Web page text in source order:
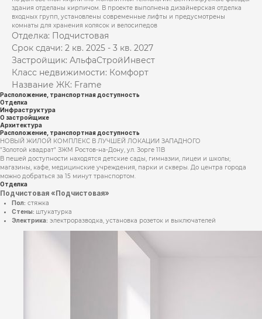
здания отделаны кирпичом. В проекте выполнена дизайнерская отделка
входных групп, установлены современные лифты и предусмотрены
комнаты для хранения колясок и велосипедов
Отделка: Подчистовая
Срок сдачи: 2 кв. 2025 - 3 кв. 2027
Застройщик: АльфаСтройИнвест
Класс недвижимости: Комфорт
Название ЖК: Frame
Расположение, транспортная доступность
Отделка
Инфраструктура
О застройщике
Архитектура
Расположение, транспортная доступность
НОВЫЙ ЖИЛОЙ КОМПЛЕКС В ЛУЧШЕЙ ЛОКАЦИИ​ ЗАПАДНОГО
"Золотой квадрат" ЗЖМ Ростов-на-Дону, ул. Зорге 11В
В пешей доступности находятся детские сады, гимназии, лицеи и школы;
магазины, кафе, медицинские учреждения, парки и скверы. До центра города
можно добраться за 15 минут транспортом.
Отделка
Подчистовая «Подчистовая»
Пол: стяжка
Стены: штукатурка
Электрика: электроразводка, установка розеток и выключателей